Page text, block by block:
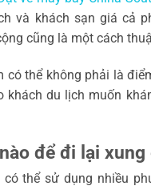
và khách sạn giá cả
cũng là một cách
có thể không phải là
khách du lịch muốn
để đi lại
có thể sử dụng nhiều